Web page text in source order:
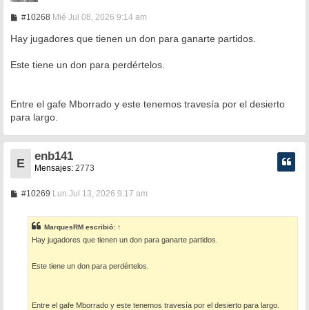
#10268M
n
j
Mié Jul 08, 2026 9:14 am
Hay jugadores que tienen un don para ganarte partidos.
Este tiene un don para perdértelos.
Entre el gafe Mborrado y este tenemos travesía por el desierto
para largo.
E
enb141
Mensajes: 2773
#10269M
a
j
Lun Jul 13, 2026 9:17 am
MarquesRM escribió: ↑
Hay jugadores que tienen un don para ganarte partidos.
Este tiene un don para perdértelos.
Entre el gafe Mborrado y este tenemos travesía por el desierto para largo.